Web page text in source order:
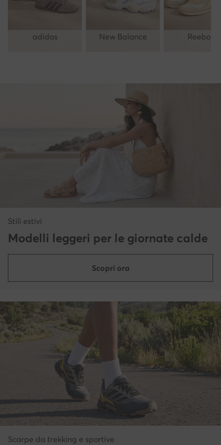
adidas New Balance Reebok
Stili estivi
Modelli leggeri per le giornate calde
Scopri ora
Scarpe da trekking e sportive